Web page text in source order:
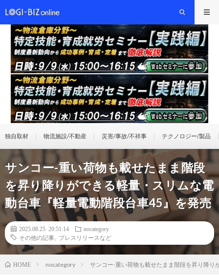
独自取材 物流施設/不動産 災害/事故/不祥事 テクノロジー/製品
サンコー-重い荷物も載せたまま階段
を昇り降りができる軽量・スリムな電
動台車『軽量電動階段台車45』を発売
2025.08.25 20:51:14
nocategory
その他の記事
プレスリリースなど
HOME nocategory サンコー-重い荷物も載せたまま階段を昇り降